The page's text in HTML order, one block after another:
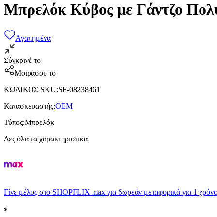
Μπρελόκ Κύβος με Γάντζο
Αγαπημένα
Σύγκρινέ το
Μοιράσου το
ΚΩΔΙΚΟΣ SKU:SF-08238461
Κατασκευαστής:OEM
Τύπος:Μπρελόκ
Δες όλα τα χαρακτηριστικά
Γίνε μέλος στο SHOPFLIX max για δωρεάν μεταφορικά για 1